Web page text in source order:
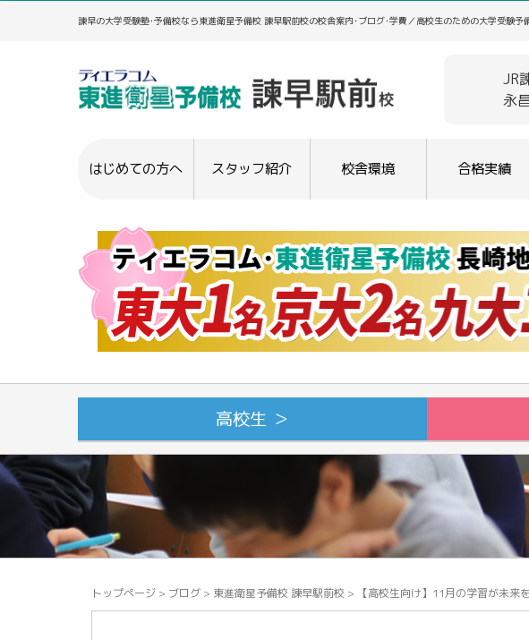
諫早の大学受験塾･予備校なら東進衛星予備校 諫早駅前校の校舎案内･ブログ･学費／高校生のための大学受験予
JR
永
はじめての方へ スタッフ紹介 校舎環境 合格実績
高校生 ＞
トップページ > ブログ > 東進衛星予備校 諫早駅前校 > 【高校生向け】11月の学習が未